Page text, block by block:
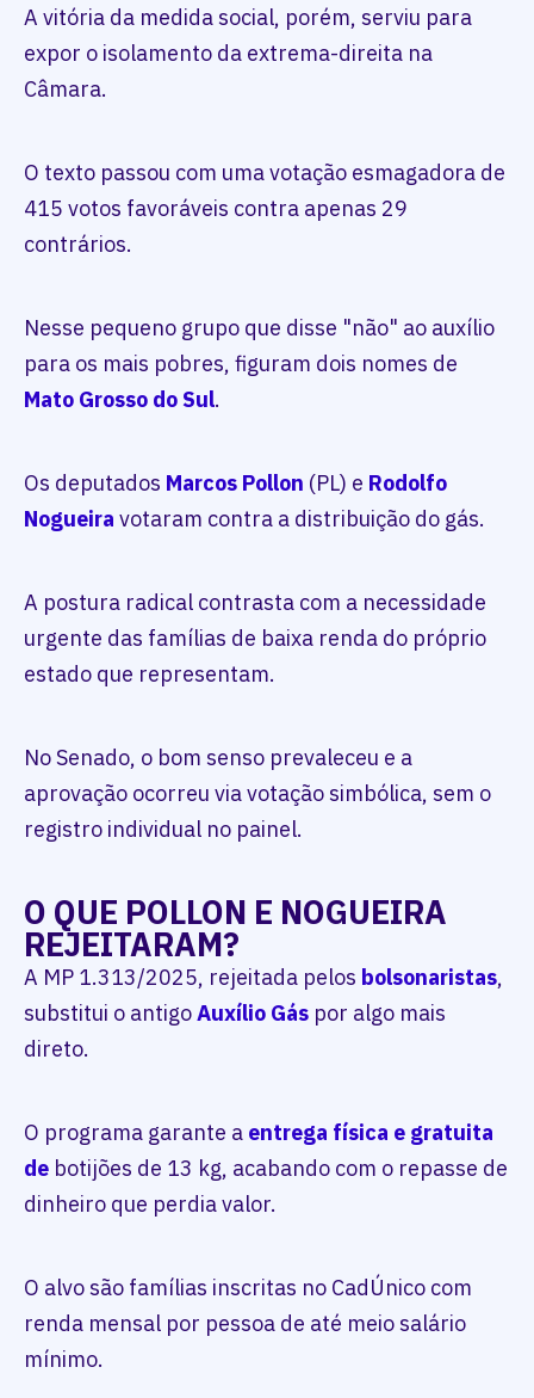
A vitória da medida social, porém, serviu para
expor o isolamento da extrema-direita na
Câmara.
O texto passou com uma votação esmagadora de
415 votos favoráveis contra apenas 29
contrários.
Nesse pequeno grupo que disse "não" ao auxílio
para os mais pobres, figuram dois nomes de
Mato Grosso do Sul.
Os deputados Marcos Pollon (PL) e Rodolfo
Nogueira votaram contra a distribuição do gás.
A postura radical contrasta com a necessidade
urgente das famílias de baixa renda do próprio
estado que representam.
No Senado, o bom senso prevaleceu e a
aprovação ocorreu via votação simbólica, sem o
registro individual no painel.
O QUE POLLON E NOGUEIRA
REJEITARAM?
A MP 1.313/2025, rejeitada pelos bolsonaristas,
substitui o antigoAuxílio Gás por algo mais
direto.
O programa garante a entrega física e gratuita
de botijões de 13 kg, acabando com o repasse de
dinheiro que perdia valor.
O alvo são famílias inscritas no CadÚnico com
renda mensal por pessoa de até meio salário
mínimo.